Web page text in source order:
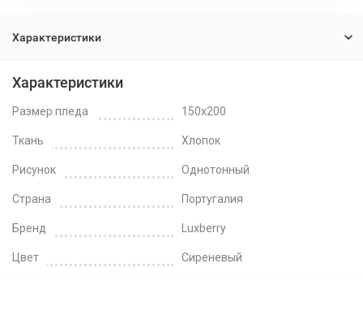
Характеристики
Характеристики
Размер пледа 150x200
Ткань Хлопок
Рисунок Однотонный
Страна Португалия
Бренд Luxberry
Цвет Сиреневый